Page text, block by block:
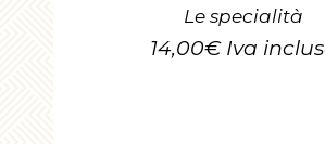
Le specialità
14,00€ Iva